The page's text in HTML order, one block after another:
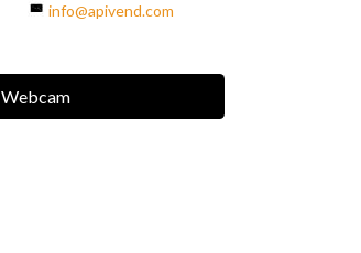
info@apivend.com
Webcam